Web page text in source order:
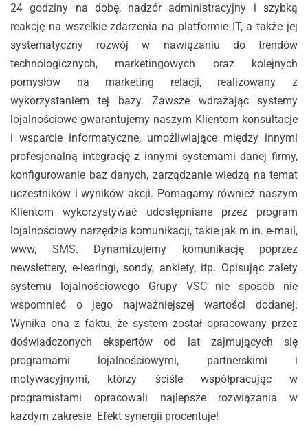
24 godziny na dobę, nadzór administracyjny i szybką
reakcję na wszelkie zdarzenia na platformie IT, a także jej
systematyczny rozwój w nawiązaniu do trendów
technologicznych, marketingowych oraz kolejnych
pomysłów na marketing relacji, realizowany z
wykorzystaniem tej bazy. Zawsze wdrażając systemy
lojalnościowe gwarantujemy naszym Klientom konsultacje
i wsparcie informatyczne, umożliwiające między innymi
profesjonalną integrację z innymi systemami danej firmy,
konfigurowanie baz danych, zarządzanie wiedzą na temat
uczestników i wyników akcji. Pomagamy również naszym
Klientom wykorzystywać udostępniane przez program
lojalnościowy narzędzia komunikacji, takie jak m.in. e-mail,
www, SMS. Dynamizujemy komunikację poprzez
newslettery, e-learingi, sondy, ankiety, itp. Opisując zalety
systemu lojalnościowego Grupy VSC nie sposób nie
wspomnieć o jego najważniejszej wartości dodanej.
Wynika ona z faktu, że system został opracowany przez
doświadczonych ekspertów od lat zajmujących się
programami lojalnościowymi, partnerskimi i
motywacyjnymi, którzy ściśle współpracując w
programistami opracowali najlepsze rozwiązania w
każdym zakresie. Efekt synergii procentuje!